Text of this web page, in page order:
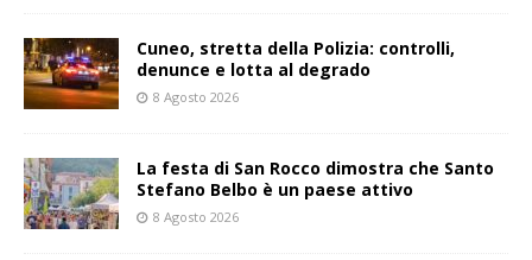
Cuneo, stretta della Polizia: controlli,
denunce e lotta al degrado
8 Agosto 2026
La festa di San Rocco dimostra che Santo
Stefano Belbo è un paese attivo
8 Agosto 2026